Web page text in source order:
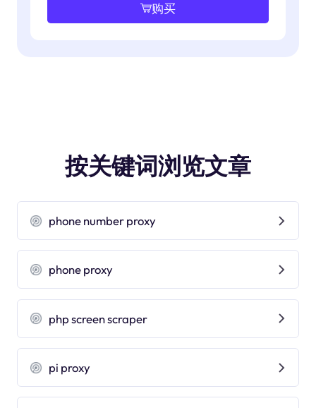
购买
按关键词浏览文章
phone number proxy
phone proxy
php screen scraper
pi proxy